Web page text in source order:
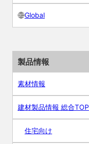
Global
製品情報
素材情報
建材製品情報 総合TOP
住宅向け